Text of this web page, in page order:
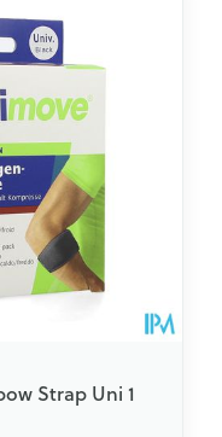
Strap Uni 1